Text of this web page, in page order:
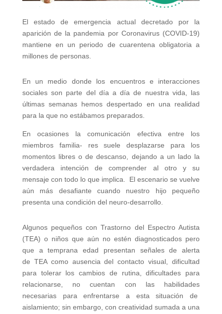
El estado de emergencia actual decretado por la
aparición de la pandemia por Coronavirus (COVID-19)
mantiene en un periodo de cuarentena obligatoria a
millones de personas.
En un medio donde los encuentros e interacciones
sociales son parte del día a día de nuestra vida, las
últimas semanas hemos despertado en una realidad
para la que no estábamos preparados.
En ocasiones la comunicación efectiva entre los
miembros familia- res suele desplazarse para los
momentos libres o de descanso, dejando a un lado la
verdadera intención de comprender al otro y su
mensaje con todo lo que implica. El escenario se vuelve
aún más desafiante cuando nuestro hijo pequeño
presenta una condición del neuro-desarrollo.
Algunos pequeños con Trastorno del Espectro Autista
(TEA) o niños que aún no estén diagnosticados pero
que a temprana edad presentan señales de alerta
de TEA como ausencia del contacto visual, dificultad
para tolerar los cambios de rutina, dificultades para
relacionarse, no cuentan con las habilidades
necesarias para enfrentarse a esta situación de
aislamiento; sin embargo, con creatividad sumada a una